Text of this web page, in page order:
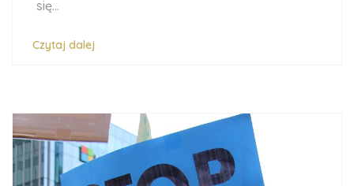
się...
Czytaj dalej